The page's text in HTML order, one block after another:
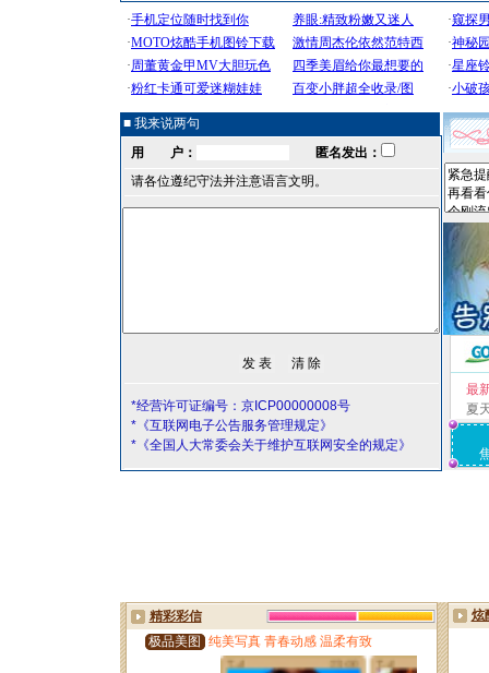
■ 我来说两句
用 户：
匿名发出：
请各位遵纪守法并注意语言文明。
*经营许可证编号：京ICP00000008号
*《互联网电子公告服务管理规定》
*《全国人大常委会关于维护互联网安全的规定》
最
夏